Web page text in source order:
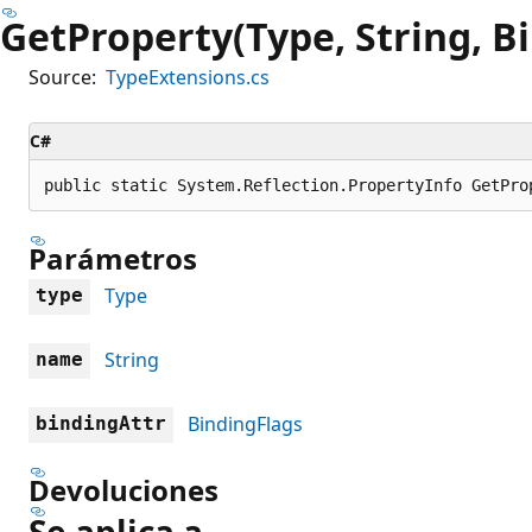
GetProperty(Type, String,
Source: TypeExtensions.cs
C#
public static System.Reflection.PropertyInfo
Parámetros
type Type
name String
bindingAttr BindingFlags
Devoluciones